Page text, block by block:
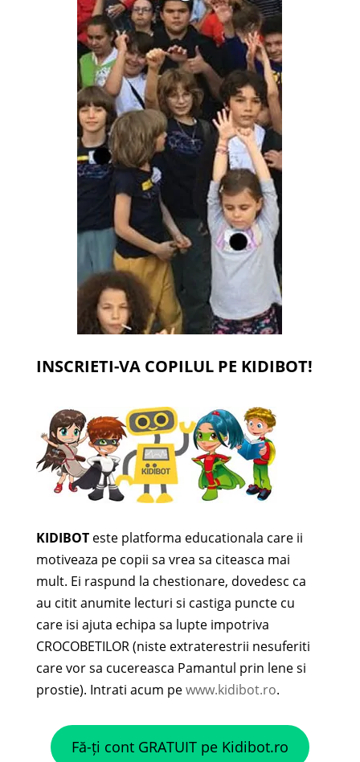
INSCRIETI-VA COPILUL PE KIDIBOT!
KIDIBOTeste platforma educationala care ii
motiveaza pe copii sa vrea sa citeasca mai
mult. Ei raspund la chestionare, dovedesc ca
au citit anumite lecturi si castiga puncte cu
care isi ajuta echipa sa lupte impotriva
CROCOBETILOR (niste extraterestrii nesuferiti
care vor sa cucereasca Pamantul prin lene si
prostie). Intrati acum pewww.kidibot.ro.
Fă-ți cont GRATUIT pe Kidibot.ro